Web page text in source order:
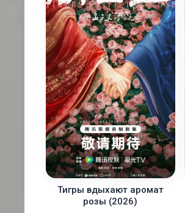
Тигры вдыхают аромат
розы (2026)